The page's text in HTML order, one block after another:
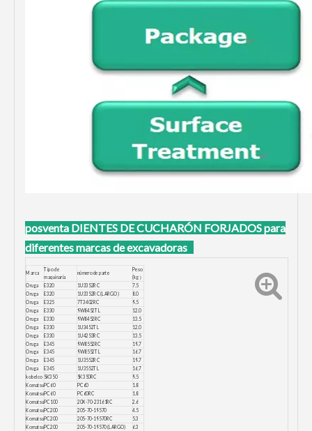
posventa DIENTES DE CUCHARÓN FORJADOS para
diferentes marcas de excavadoras
Marca
Tipo de
maquinaria
número de parte
Peso
(kg）
Oruga
E320 1U3352RC 7.5
Oruga E320 1U3352RC (LARGO) 8.0
Oruga E325 7T3402RC
9.5
Oruga
E330 9W8452TL 12.0
Oruga E330 9W8452RC 13.5
Oruga E330 1U3452TL
12.0
Oruga
E330 1U4253RC 13.5
Oruga E345 9W8552RC 19.7
Oruga E345 9W8552TL
16.7
Oruga
E345 1U3552RC 19.7
Oruga E345 1U3552TL
16.7
kobelco SK350 SK350RC 9.5
KomatsuPC60 PC60 1.8
KomatsuPC60 PC60RC
1.8
KomatsuPC100 20X-70-23161RC 2.6
KomatsuPC200 205-70-19570 4.5
KomatsuPC200 205-70-19570RC
5.3
KomatsuPC200 205-70-19570 (LARGO) 6.3